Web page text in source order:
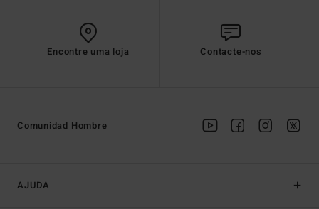
Encontre uma loja Contacte-nos
AJUDA
Comunidad Hombre